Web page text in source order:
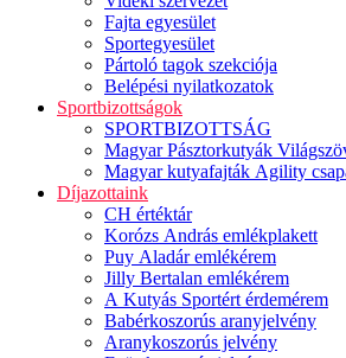
Fajta egyesület
Sportegyesület
Pártoló tagok szekciója
Belépési nyilatkozatok
Sportbizottságok
SPORTBIZOTTSÁG
Magyar Pásztorkutyák
Magyar kutyafajták Agility
Díjazottaink
CH értéktár
Korózs András emlékplakett
Puy Aladár emlékérem
Jilly Bertalan emlékérem
A Kutyás Sportért érdemérem
Babérkoszorús aranyjelvény
Aranykoszorús jelvény